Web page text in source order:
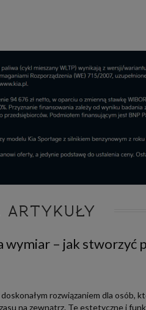
ARTYKUŁY
wymiar – jak stworzyć
rozwiązaniem dla osób,
na zewnątrz. Te estetyczne i